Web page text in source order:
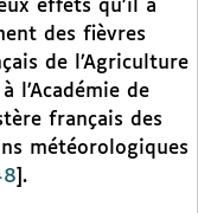
effets qu’il a
des fièvres
de l’Agriculture
l’Académie de
français des
météorologiques
.